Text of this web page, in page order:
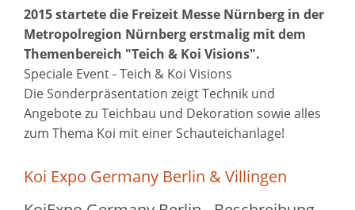
2015 startete die Freizeit Messe Nürnberg in der
Metropolregion Nürnberg erstmalig mit dem
Themenbereich "Teich & Koi Visions".
Speciale Event - Teich & Koi Visions
Die Sonderpräsentation zeigt Technik und
Angebote zu Teichbau und Dekoration sowie alles
zum Thema Koi mit einer Schauteichanlage!
Koi Expo Germany Berlin & Villingen